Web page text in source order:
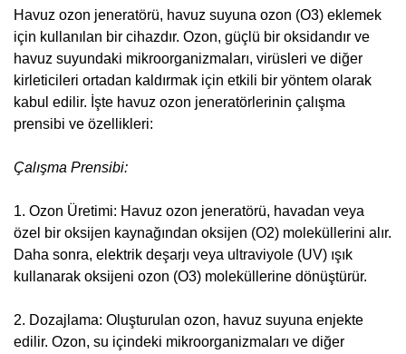
Havuz ozon jeneratörü, havuz suyuna ozon (O3) eklemek
için kullanılan bir cihazdır. Ozon, güçlü bir oksidandır ve
havuz suyundaki mikroorganizmaları, virüsleri ve diğer
kirleticileri ortadan kaldırmak için etkili bir yöntem olarak
kabul edilir. İşte havuz ozon jeneratörlerinin çalışma
prensibi ve özellikleri:
Çalışma Prensibi:
1. Ozon Üretimi: Havuz ozon jeneratörü, havadan veya
özel bir oksijen kaynağından oksijen (O2) moleküllerini alır.
Daha sonra, elektrik deşarjı veya ultraviyole (UV) ışık
kullanarak oksijeni ozon (O3) moleküllerine dönüştürür.
2. Dozajlama: Oluşturulan ozon, havuz suyuna enjekte
edilir. Ozon, su içindeki mikroorganizmaları ve diğer